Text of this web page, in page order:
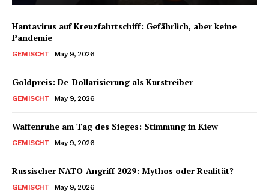
Hantavirus auf Kreuzfahrtschiff: Gefährlich, aber keine
Pandemie
GEMISCHT May 9, 2026
Goldpreis: De-Dollarisierung als Kurstreiber
GEMISCHT May 9, 2026
Waffenruhe am Tag des Sieges: Stimmung in Kiew
GEMISCHT May 9, 2026
Russischer NATO-Angriff 2029: Mythos oder Realität?
GEMISCHT May 9, 2026